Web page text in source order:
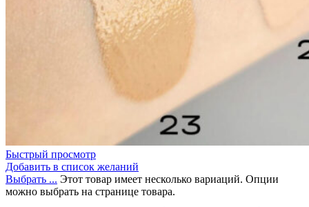
Быстрый просмотр
Добавить в список желаний
Выбрать ... Этот товар имеет несколько вариаций. Опции
можно выбрать на странице товара.